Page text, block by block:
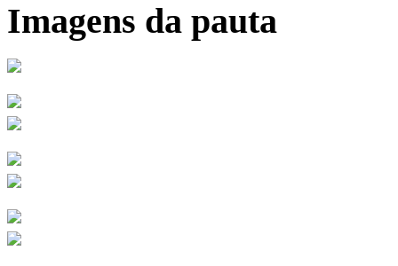
Imagens da pauta